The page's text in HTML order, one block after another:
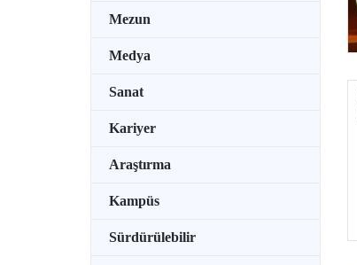
Mezun
Medya
Sanat
Kariyer
Araştırma
Kampüs
Sürdürülebilir